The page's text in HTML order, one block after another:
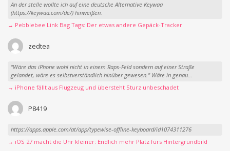
An der stelle wollte ich auf eine deutsche Alternative Keywaa
(https://keywaa.com/de/) hinweißen.
→ Pebblebee Link Bag Tags: Der etwas andere Gepäck-Tracker
zedtea
"Wäre das iPhone wohl nicht in einem Raps-Feld sondern auf einer Straße
gelandet, wäre es selbstverständlich hinüber gewesen." Wäre in genau...
→ iPhone fällt aus Flugzeug und übersteht Sturz unbeschadet
P8419
https://apps.apple.com/at/app/typewise-offline-keyboard/id1074311276
→ iOS 27 macht die Uhr kleiner: Endlich mehr Platz fürs Hintergrundbild